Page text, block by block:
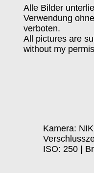
Alle Bilder
Verwendung
verboten.
All pictures are
without my
Kamera:
ISO: 250 |